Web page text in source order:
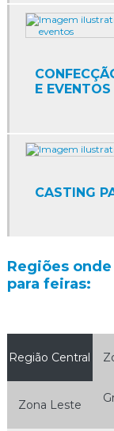
Agência de
Agência de
Agência de
Agência de
Agência de
E EVENTOS
CASTING
Regiões
para feiras:
Região Central
Zona Leste